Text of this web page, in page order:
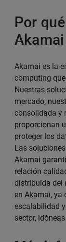
Por
Akamai
Akamai es la
computing
Nuestras
mercado,
consolidada y
proporcionan
proteger los
Las
Akamai
relación
distribuida del
en Akamai, ya
escalabilidad
sector,